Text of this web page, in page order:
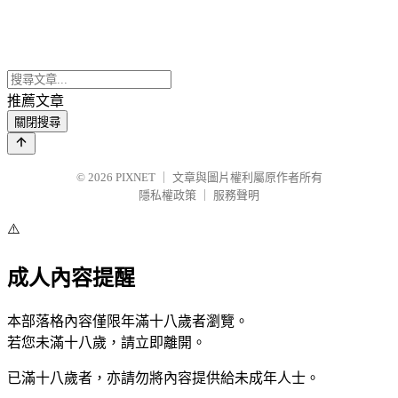
推薦文章
關閉搜尋
© 2026 PIXNET
文章與圖片權利屬原作者所有
隱私權政策
服務聲明
⚠️
成人內容提醒
本部落格內容僅限年滿十八歲者瀏覽。
若您未滿十八歲，請立即離開。
已滿十八歲者，亦請勿將內容提供給未成年人士。